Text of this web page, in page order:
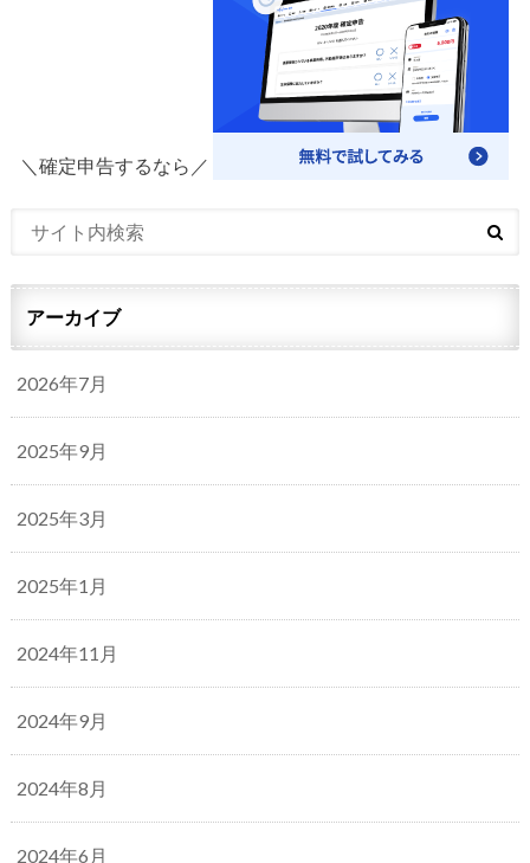
＼確定申告するなら／
アーカイブ
2026年7月
2025年9月
2025年3月
2025年1月
2024年11月
2024年9月
2024年8月
2024年6月